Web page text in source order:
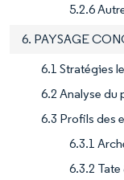
5.2.6
6. PAYSAGE
6.1 Stratégies
6.2 Analyse du
6.3 Profils des
6.3.1
6.3.2